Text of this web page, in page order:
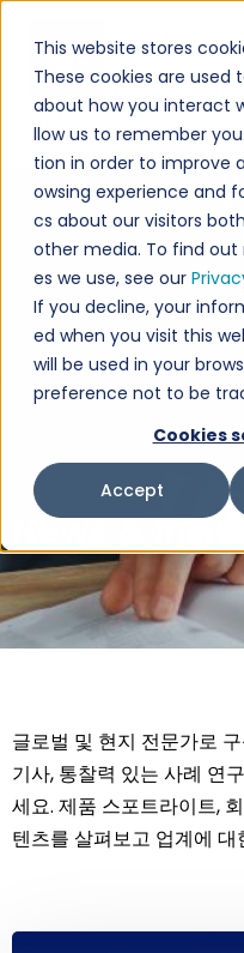
This website stores
These cookies are
about how you interact
llow us to remember
tion in order to improve
owsing experience and
cs about our visitors
other media. To find
es we use, see our
If you decline, your
ed when you visit this
will be used in your
preference not to be
Cookies
Accept
이것은 자동 제안 기능이 첨부된 검색 필드
검색 필드가 비어 있으므
News &
글로벌 및 현지 전문가로
기사, 통찰력 있는 사례 연
세요. 제품 스포트라이트,
텐츠를 살펴보고 업계에